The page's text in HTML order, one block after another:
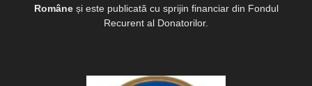
Româneși este publicată cu sprijin financiar din Fondul
Recurent al Donatorilor.